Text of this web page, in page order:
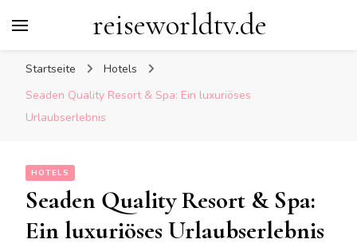
reiseworldtv.de
Startseite
Hotels
Seaden Quality Resort & Spa: Ein luxuriöses
Urlaubserlebnis
HOTELS
Seaden Quality Resort & Spa:
Ein luxuriöses Urlaubserlebnis